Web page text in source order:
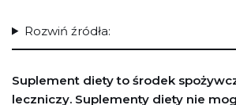
Rozwiń źródła:
Suplement diety to środek
leczniczy. Suplementy diety nie